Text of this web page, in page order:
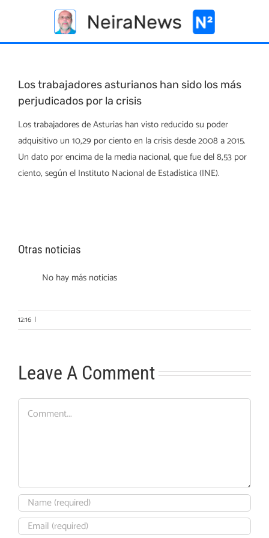
content
Los trabajadores asturianos han sido los más
perjudicados por la crisis
Los trabajadores de Asturias han visto reducido su poder
adquisitivo un 10,29 por ciento en la crisis desde 2008 a 2015.
Un dato por encima de la media nacional, que fue del 8,53 por
ciento, según el Instituto Nacional de Estadística (INE).
Otras noticias
No hay más noticias
12:16 |
Leave A Comment
Comment